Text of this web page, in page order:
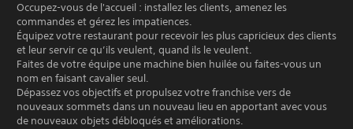
Occupez-vous de l'accueil : installez les clients, amenez les
commandes et gérez les impatiences.
Équipez votre restaurant pour recevoir les plus capricieux des clients
et leur servir ce qu’ils veulent, quand ils le veulent.
Faites de votre équipe une machine bien huilée ou faites-vous un
nom en faisant cavalier seul.
Dépassez vos objectifs et propulsez votre franchise vers de
nouveaux sommets dans un nouveau lieu en apportant avec vous
de nouveaux objets débloqués et améliorations.